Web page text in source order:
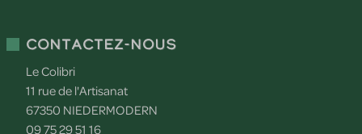
Contactez-nous
Le Colibri
11 rue de l'Artisanat
67350 NIEDERMODERN
09 75 29 51 16